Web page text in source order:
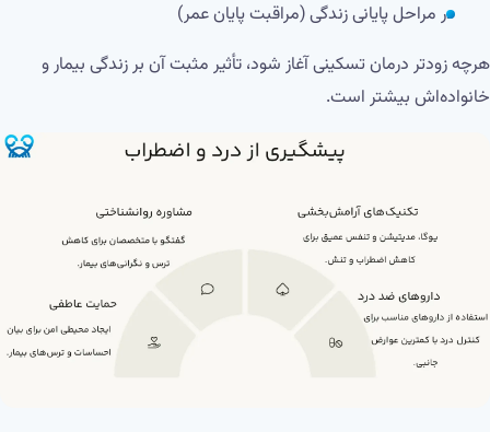
در مراحل پایانی زندگی (مراقبت پایان عمر)
هرچه زودتر درمان تسکینی آغاز شود، تأثیر مثبت آن بر زندگی بیمار و
خانواده‌اش بیشتر است.